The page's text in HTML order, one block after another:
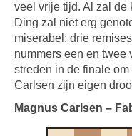
veel vrije tijd. Al zal de
Ding zal niet erg
miserabel: drie
nummers een en twee
streden in de finale
Carlsen zijn eigen
Magnus Carlsen –